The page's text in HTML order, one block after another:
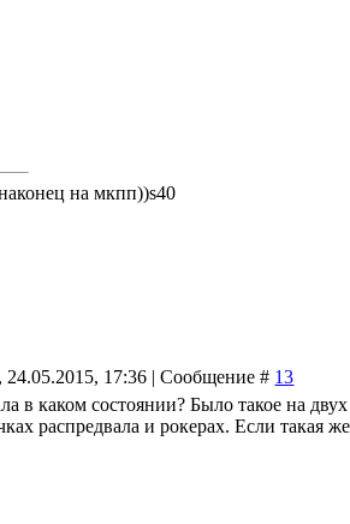
на мкпп))s40
24.05.2015, 17:36 | Сообщение # 13
в каком состоянии? Было такое на
распредвала и рокерах. Если такая